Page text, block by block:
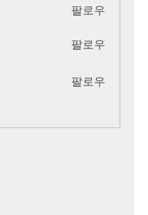
팔로우
팔로우
팔로우